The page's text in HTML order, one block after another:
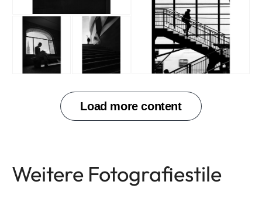
Weitere Fotografiestile